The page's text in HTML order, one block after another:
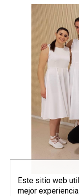
Este sitio web
mejor